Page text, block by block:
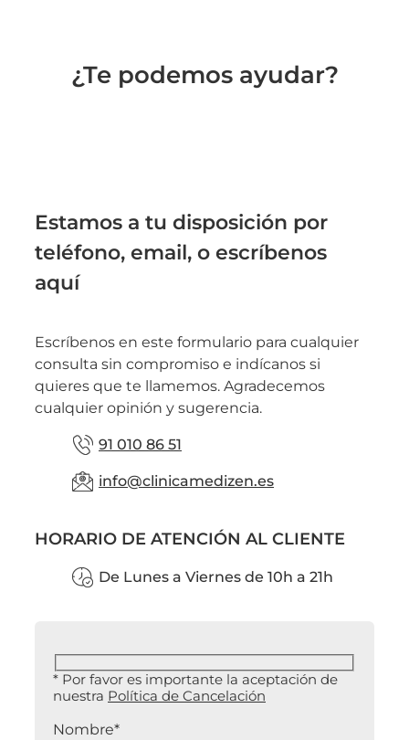
¿Te podemos ayudar?
Estamos a tu disposición por
teléfono, email, o escríbenos
aquí
Escríbenos en este formulario para cualquier
consulta sin compromiso e indícanos si
quieres que te llamemos. Agradecemos
cualquier opinión y sugerencia.
91 010 86 51
info@clinicamedizen.es
HORARIO DE ATENCIÓN AL CLIENTE
De Lunes a Viernes de 10h a 21h
* Por favor es importante la aceptación de
nuestra Política de Cancelación
Nombre*